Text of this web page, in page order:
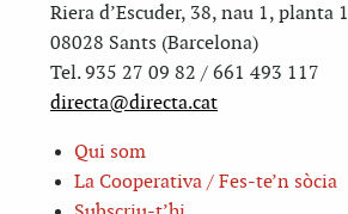
Riera d’Escuder, 38, nau 1, planta 1
08028 Sants (Barcelona)
Tel. 935 27 09 82 / 661 493 117
directa@directa.cat
Qui som
La Cooperativa / Fes-te’n sòcia